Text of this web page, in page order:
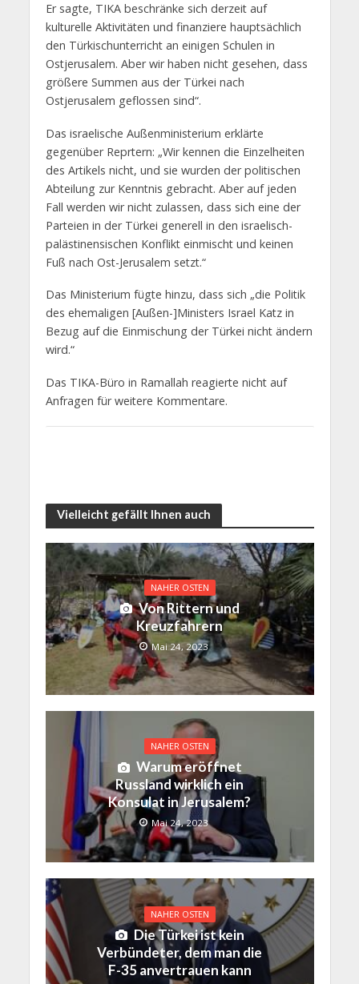
Er sagte, TIKA beschränke sich derzeit auf
kulturelle Aktivitäten und finanziere hauptsächlich
den Türkischunterricht an einigen Schulen in
Ostjerusalem. Aber wir haben nicht gesehen, dass
größere Summen aus der Türkei nach
Ostjerusalem geflossen sind“.
Das israelische Außenministerium erklärte
gegenüber Reprtern: „Wir kennen die Einzelheiten
des Artikels nicht, und sie wurden der politischen
Abteilung zur Kenntnis gebracht. Aber auf jeden
Fall werden wir nicht zulassen, dass sich eine der
Parteien in der Türkei generell in den israelisch-
palästinensischen Konflikt einmischt und keinen
Fuß nach Ost-Jerusalem setzt.“
Das Ministerium fügte hinzu, dass sich „die Politik
des ehemaligen [Außen-]Ministers Israel Katz in
Bezug auf die Einmischung der Türkei nicht ändern
wird.“
Das TIKA-Büro in Ramallah reagierte nicht auf
Anfragen für weitere Kommentare.
Vielleicht gefällt Ihnen auch
NAHER OSTEN
Von Rittern und
Kreuzfahrern
Mai 24, 2023
NAHER OSTEN
Warum eröffnet
Russland wirklich ein
Konsulat in Jerusalem?
Mai 24, 2023
NAHER OSTEN
Die Türkei ist kein
Verbündeter, dem man die
F-35 anvertrauen kann